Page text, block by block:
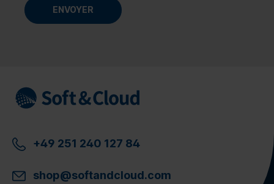
+49 251 240 127 84
shop@softandcloud.com